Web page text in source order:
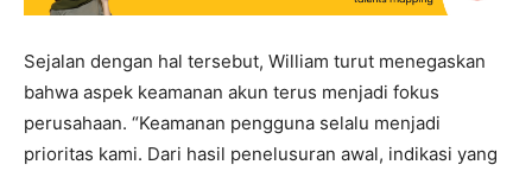
Sejalan dengan hal tersebut, William turut menegaskan
bahwa aspek keamanan akun terus menjadi fokus
perusahaan. “Keamanan pengguna selalu menjadi
prioritas kami. Dari hasil penelusuran awal, indikasi yang